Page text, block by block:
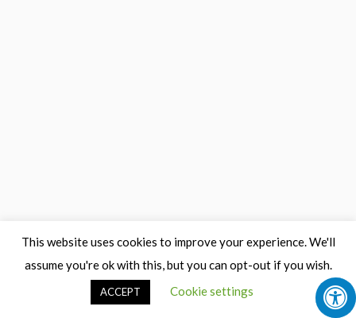
This website uses cookies to improve your experience. We'll
assume you're ok with this, but you can opt-out if you wish.
Cookie settings
ACCEPT